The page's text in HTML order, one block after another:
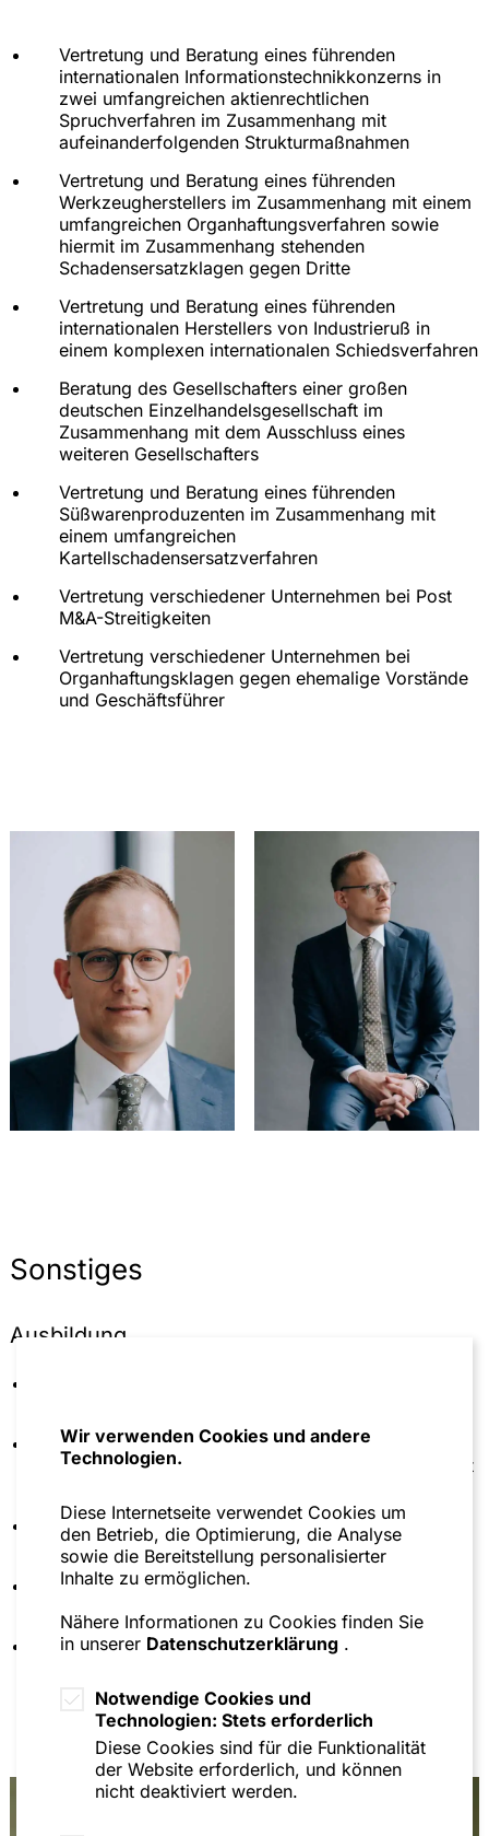
Wir verwenden Cookies und andere
Technologien.
Diese Internetseite verwendet Cookies um
den Betrieb, die Optimierung, die Analyse
sowie die Bereitstellung personalisierter
Inhalte zu ermöglichen.
Nähere Informationen zu Cookies finden Sie
in unserer Datenschutzerklärung .
Notwendige Cookies und
Technologien: Stets erforderlich
Diese Cookies sind für die Funktionalität
der Website erforderlich, und können
nicht deaktiviert werden.
Vertretung und Beratung eines führenden
internationalen Informationstechnikkonzerns in
zwei umfangreichen aktienrechtlichen
Spruchverfahren im Zusammenhang mit
aufeinanderfolgenden Strukturmaßnahmen
Vertretung und Beratung eines führenden
Werkzeugherstellers im Zusammenhang mit einem
umfangreichen Organhaftungsverfahren sowie
hiermit im Zusammenhang stehenden
Schadensersatzklagen gegen Dritte
Vertretung und Beratung eines führenden
internationalen Herstellers von Industrieruß in
einem komplexen internationalen Schiedsverfahren
Beratung des Gesellschafters einer großen
deutschen Einzelhandelsgesellschaft im
Zusammenhang mit dem Ausschluss eines
weiteren Gesellschafters
Vertretung und Beratung eines führenden
Süßwarenproduzenten im Zusammenhang mit
einem umfangreichen
Kartellschadensersatzverfahren
Vertretung verschiedener Unternehmen bei Post
M&A-Streitigkeiten
Vertretung verschiedener Unternehmen bei
Organhaftungsklagen gegen ehemalige Vorstände
und Geschäftsführer
Sonstiges
Ausbildung
Lehrstuhltätigkeit an der Universität Mannheim am
Lehrstuhl für Öffentliches Recht, Regulierungsrecht
Dozententätigkeit an der Mannheim Business
School
Mitglied in der Gesellschaftsrechtlichen
Sprachen: Deutsch, Englisch